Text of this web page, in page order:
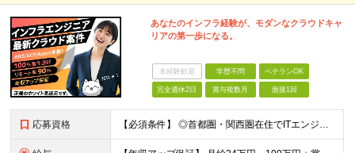
あなたのインフラ経験が、モダンなクラウドキャ
リアの第一歩になる。
未経験歓迎 学歴不問 ベテランOK
完全週休2日 賞与複数月 面接1回
応募資格 【必須条件】 ◎⾸都圏・関⻄圏在住でITエンジニアとしての実務経験が3年以上ある⽅（開発・インフラいずれも歓迎） →⾸都圏（東京、神奈川、千葉、埼⽟）、関⻄圏（⼤阪、兵庫、京都）在住のITエンジニア採